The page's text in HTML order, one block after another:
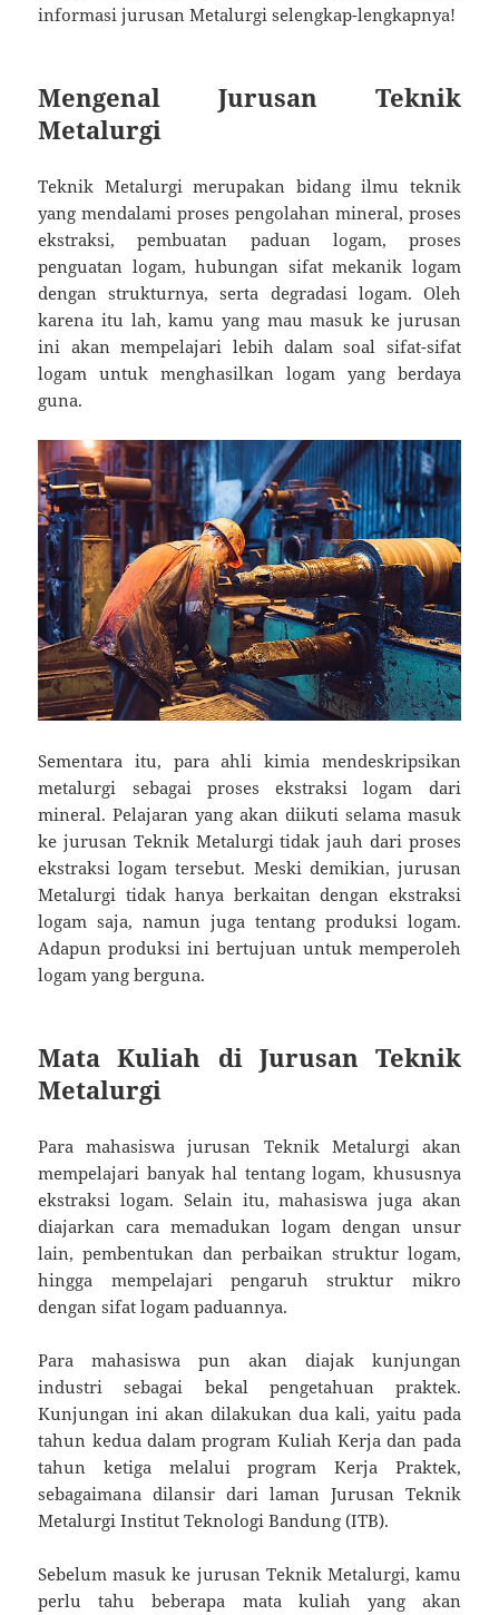
informasi jurusan Metalurgi selengkap-lengkapnya!
Mengenal Jurusan Teknik
Metalurgi
Teknik Metalurgi merupakan bidang ilmu teknik
yang mendalami proses pengolahan mineral, proses
ekstraksi, pembuatan paduan logam, proses
penguatan logam, hubungan sifat mekanik logam
dengan strukturnya, serta degradasi logam. Oleh
karena itu lah, kamu yang mau masuk ke jurusan
ini akan mempelajari lebih dalam soal sifat-sifat
logam untuk menghasilkan logam yang berdaya
guna.
Sementara itu, para ahli kimia mendeskripsikan
metalurgi sebagai proses ekstraksi logam dari
mineral. Pelajaran yang akan diikuti selama masuk
ke jurusan Teknik Metalurgi tidak jauh dari proses
ekstraksi logam tersebut. Meski demikian, jurusan
Metalurgi tidak hanya berkaitan dengan ekstraksi
logam saja, namun juga tentang produksi logam.
Adapun produksi ini bertujuan untuk memperoleh
logam yang berguna.
Mata Kuliah di Jurusan Teknik
Metalurgi
Para mahasiswa jurusan Teknik Metalurgi akan
mempelajari banyak hal tentang logam, khususnya
ekstraksi logam. Selain itu, mahasiswa juga akan
diajarkan cara memadukan logam dengan unsur
lain, pembentukan dan perbaikan struktur logam,
hingga mempelajari pengaruh struktur mikro
dengan sifat logam paduannya.
Para mahasiswa pun akan diajak kunjungan
industri sebagai bekal pengetahuan praktek.
Kunjungan ini akan dilakukan dua kali, yaitu pada
tahun kedua dalam program Kuliah Kerja dan pada
tahun ketiga melalui program Kerja Praktek,
sebagaimana dilansir dari laman Jurusan Teknik
Metalurgi Institut Teknologi Bandung (ITB).
Sebelum masuk ke jurusan Teknik Metalurgi, kamu
perlu tahu beberapa mata kuliah yang akan